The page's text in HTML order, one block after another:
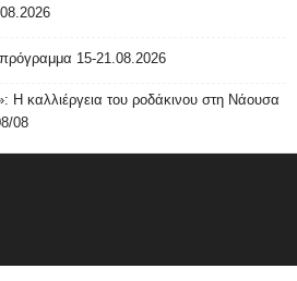
15-21.08.2026
Η καλλιέργεια του ροδάκινου στη Νάουσα
08